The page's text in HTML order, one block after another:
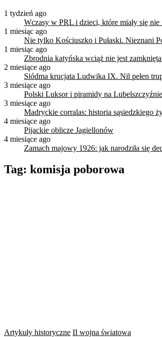
1 tydzień ago
Wczasy w PRL i dzieci, które miały się
1 miesiąc ago
Nie tylko Kościuszko i Pułaski. Nieznani
1 miesiąc ago
Zbrodnia katyńska wciąż nie jest
2 miesiące ago
Siódma krucjata Ludwika IX. Nil pełen
3 miesiące ago
Polski Luksor i piramidy na
3 miesiące ago
Madryckie corralas: historia sąsiedzkiego
4 miesiące ago
Pijackie oblicze Jagiellonów
4 miesiące ago
Zamach majowy 1926: jak narodziła się
Tag: komisja poborowa
Artykuły historyczne II wojna światowa